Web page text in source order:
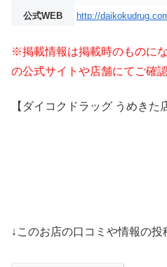
公式WEB
http://
※掲載情報は掲載時のものに
の公式サイトや店舗にてご確
【ダイコクドラッグ うめきた
↓このお店の口コミや情報の投